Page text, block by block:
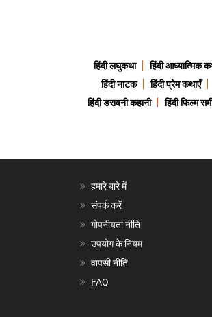
हिंदी लघुकथा हिंदी आध्यात्मिक
हिंदी नाटक
हिंदी प्रेम कथाएँ
हिंदी डरावनी कहानी
हिंदी फिल्म
हमारे बारे में
संपर्क करें
गोपनीयता नीति
उपयोग के नियम
वापसी नीति
FAQ